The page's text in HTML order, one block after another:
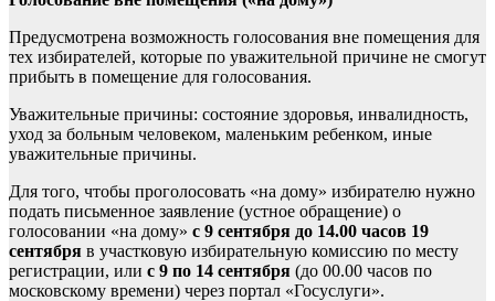
Предусмотрена возможность голосования вне помещения для
тех избирателей, которые по уважительной причине не смогут
прибыть в помещение для голосования.
Уважительные причины: состояние здоровья, инвалидность,
уход за больным человеком, маленьким ребенком, иные
уважительные причины.
Для того, чтобы проголосовать «на дому» избирателю нужно
подать письменное заявление (устное обращение) о
голосовании «на дому» с 9 сентября до 14.00 часов 19
сентября в участковую избирательную комиссию по месту
регистрации, или с 9 по 14 сентября (до 00.00 часов по
московскому времени) через портал «Госуслуги».